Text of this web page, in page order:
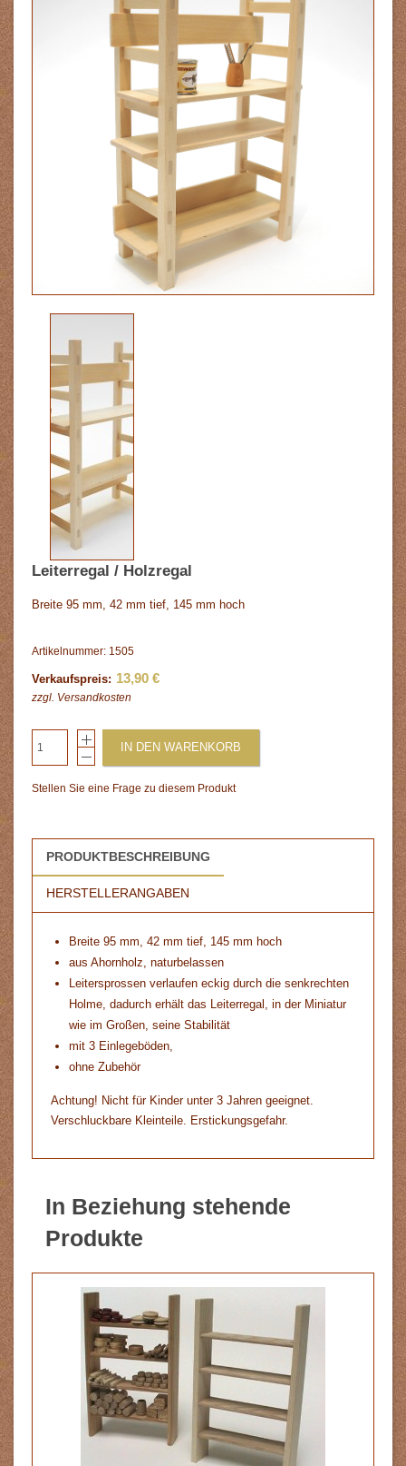
Leiterregal / Holzregal
Breite 95 mm, 42 mm tief, 145 mm hoch
Artikelnummer: 1505
Verkaufspreis: 13,90 €
zzgl. Versandkosten
IN DEN WARENKORB
Stellen Sie eine Frage zu diesem Produkt
PRODUKTBESCHREIBUNG
HERSTELLERANGABEN
Breite 95 mm, 42 mm tief, 145 mm hoch
aus Ahornholz, naturbelassen
Leitersprossen verlaufen eckig durch die senkrechten
Holme, dadurch erhält das Leiterregal, in der Miniatur
wie im Großen, seine Stabilität
mit 3 Einlegeböden,
ohne Zubehör
Achtung! Nicht für Kinder unter 3 Jahren geeignet.
Verschluckbare Kleinteile. Erstickungsgefahr.
In Beziehung stehende
Produkte